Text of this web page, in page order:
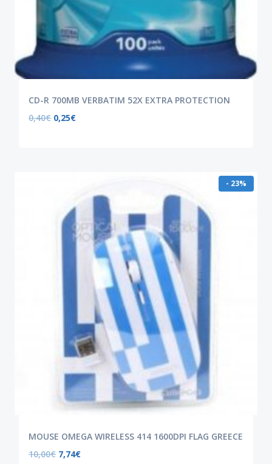
CD-R 700MB VERBATIM 52X EXTRA PROTECTION
0,40€ 0,25€
- 23%
MOUSE OMEGA WIRELESS 414 1600DPI FLAG GREECE
10,00€ 7,74€